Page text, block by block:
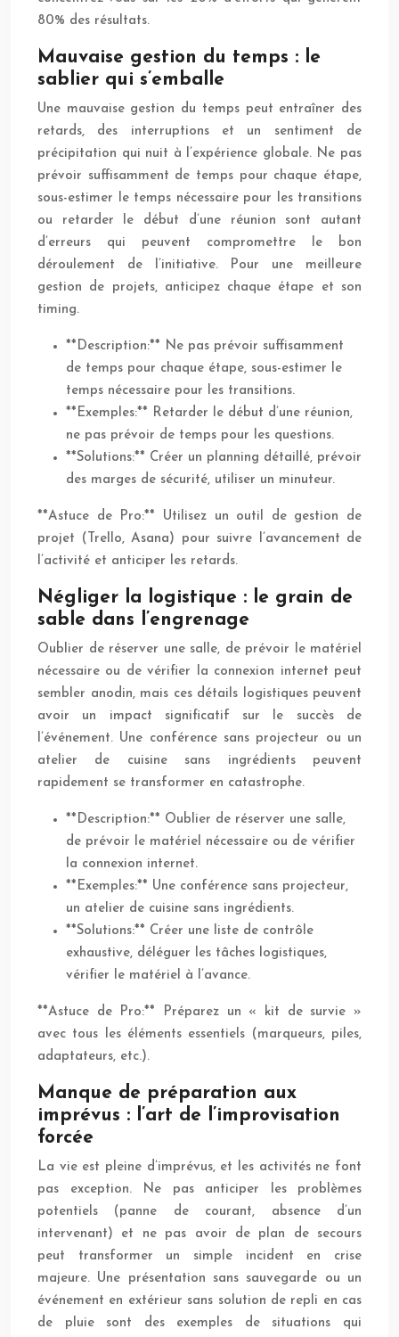
80% des résultats.
Mauvaise gestion du temps : le
sablier qui s’emballe
Une mauvaise gestion du temps peut entraîner des
retards, des interruptions et un sentiment de
précipitation qui nuit à l’expérience globale. Ne pas
prévoir suffisamment de temps pour chaque étape,
sous-estimer le temps nécessaire pour les transitions
ou retarder le début d’une réunion sont autant
d’erreurs qui peuvent compromettre le bon
déroulement de l’initiative. Pour une meilleure
gestion de projets, anticipez chaque étape et son
timing.
**Description:** Ne pas prévoir suffisamment
de temps pour chaque étape, sous-estimer le
temps nécessaire pour les transitions.
**Exemples:** Retarder le début d’une réunion,
ne pas prévoir de temps pour les questions.
**Solutions:** Créer un planning détaillé, prévoir
des marges de sécurité, utiliser un minuteur.
**Astuce de Pro:** Utilisez un outil de gestion de
projet (Trello, Asana) pour suivre l’avancement de
l’activité et anticiper les retards.
Négliger la logistique : le grain de
sable dans l’engrenage
Oublier de réserver une salle, de prévoir le matériel
nécessaire ou de vérifier la connexion internet peut
sembler anodin, mais ces détails logistiques peuvent
avoir un impact significatif sur le succès de
l’événement. Une conférence sans projecteur ou un
atelier de cuisine sans ingrédients peuvent
rapidement se transformer en catastrophe.
**Description:** Oublier de réserver une salle,
de prévoir le matériel nécessaire ou de vérifier
la connexion internet.
**Exemples:** Une conférence sans projecteur,
un atelier de cuisine sans ingrédients.
**Solutions:** Créer une liste de contrôle
exhaustive, déléguer les tâches logistiques,
vérifier le matériel à l’avance.
**Astuce de Pro:** Préparez un « kit de survie »
avec tous les éléments essentiels (marqueurs, piles,
adaptateurs, etc.).
Manque de préparation aux
imprévus : l’art de l’improvisation
forcée
La vie est pleine d’imprévus, et les activités ne font
pas exception. Ne pas anticiper les problèmes
potentiels (panne de courant, absence d’un
intervenant) et ne pas avoir de plan de secours
peut transformer un simple incident en crise
majeure. Une présentation sans sauvegarde ou un
événement en extérieur sans solution de repli en cas
de pluie sont des exemples de situations qui